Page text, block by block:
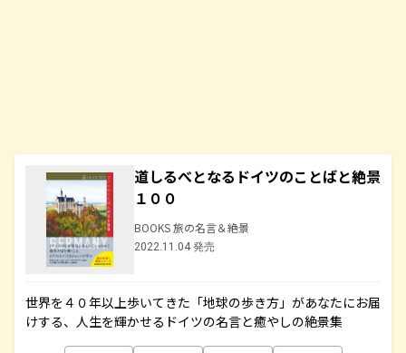
道しるべとなるドイツのことばと絶景
１００
BOOKS 旅の名言＆絶景
2022.11.04 発売
世界を４０年以上歩いてきた「地球の歩き方」があなたにお届
けする、人生を輝かせるドイツの名言と癒やしの絶景集